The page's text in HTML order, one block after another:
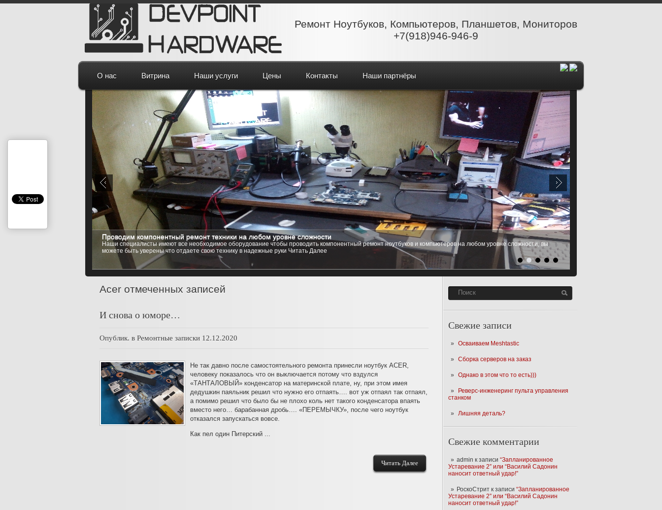
Ремонт Ноутбуков, Компьютеров, Планшетов, Мониторов
+7(918)946-946-9
О нас Витрина Наши услуги Цены Контакты Наши партнёры
Проводим компонентный ремонт техники на любом уровне сложности
Наши специалисты имеют все необходимое оборудование чтобы проводить компонентный ремонт ноутбуков и компьютеров на любом уровне сложности, вы
можете быть уверены что отдаете свою технику в надежные руки Читать Далее
Установка любой операционной системы
Мы имеем возможность установить на ваш компьютер практически любую операционную систему на ваш выбор, от любых Microsoft Windows XP, Windows 7,
Windows 8 (8.1), Windows 10, до самых изощренных Linux Red Hat, Ubuntu, Kubuntu, и даже любую из семейства Free BSDЧитать Далее
Свежие записи
Осваиваем Meshtastic
Сборка серверов на заказ
Однако в этом что то есть)))
Реверс-инженеринг пульта управления
станком
Лишняя деталь?
Свежие комментарии
admin к записи “Запланированное
Устаревание 2” или “Василий Садонин
наносит ответный удар!”
РоскоСтрит к записи “Запланированное
Устаревание 2” или “Василий Садонин
наносит ответный удар!”
Acer отмеченных записей
И снова о юморе…
Опублик. в Ремонтные записки 12.12.2020
Не так давно после самостоятельного ремонта принесли ноутбук ACER,
человеку показалось что он выключается потому что вздулся
«ТАНТАЛОВЫЙ» конденсатор на материнской плате, ну, при этом имея
дедушкин паяльник решил что нужно его отпаять…. вот уж отпаял так отпаял,
а помимо решил что было бы не плохо коль нет такого конденсатора впаять
вместо него… барабанная дробь…. «ПЕРЕМЫЧКУ», после чего ноутбук
отказался запускаться вовсе.
Как пел один Питерский ...
Читать Далее